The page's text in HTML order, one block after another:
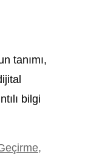
tanımı,
bilgi